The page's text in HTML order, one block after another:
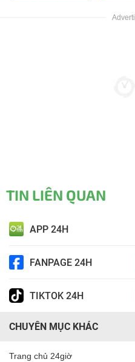
TIN LIÊN QUAN
APP 24H
FANPAGE 24H
TIKTOK 24H
CHUYÊN MỤC KHÁC
Trang chủ 24giờ